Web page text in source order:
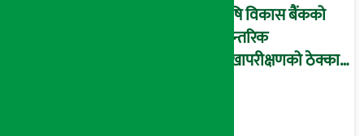
कृषि विकास बैंकको
आन्तरिक
लेखापरीक्षणको ठेक्का